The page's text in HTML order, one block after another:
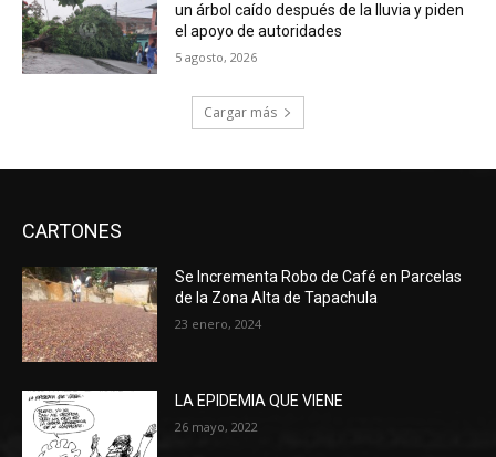
un árbol caído después de la lluvia y piden
el apoyo de autoridades
5 agosto, 2026
Cargar más
CARTONES
Se Incrementa Robo de Café en Parcelas
de la Zona Alta de Tapachula
23 enero, 2024
LA EPIDEMIA QUE VIENE
26 mayo, 2022